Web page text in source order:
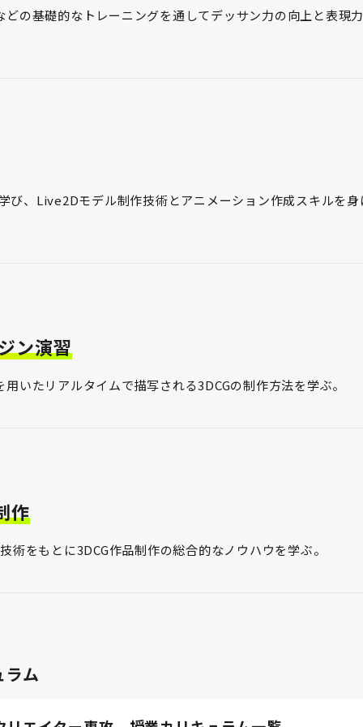
どの基礎的なトレーニングを通してデッサン力の向上と表現
び、Live2Dモデル制作技術とアニメーション作成スキルを身
ン演習
いたリアルタイムで描写される3DCGの制作方法を学ぶ。
作
術をもとに3DCG作品制作の総合的なノウハウを学ぶ。
ム